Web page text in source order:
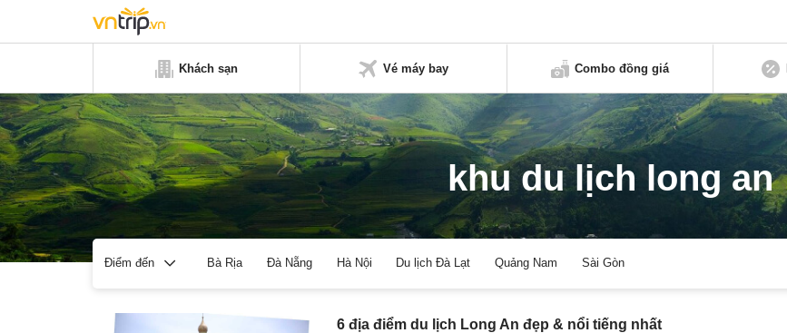
Khách sạn Vé máy bay Combo đồng giá
khu du lịch long an
Điểm đến Bà Rịa Đà Nẵng Hà Nội Du lịch Đà Lạt Quảng Nam Sài Gòn
6 địa điểm du lịch Long An đẹp & nổi tiếng nhất